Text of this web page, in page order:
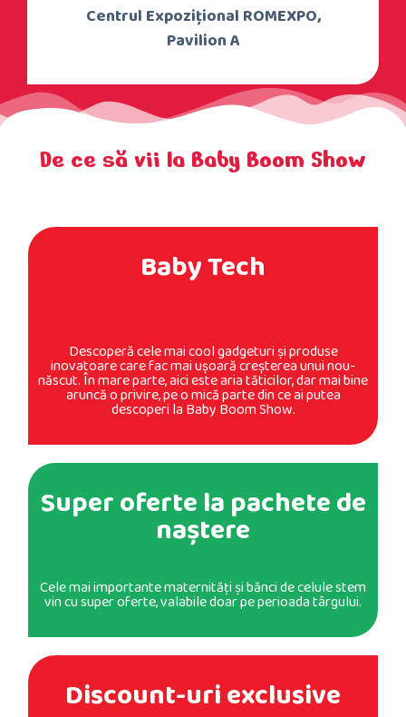
Centrul Expoziţional ROMEXPO,
Pavilion A
De ce să vii la Baby Boom Show
Baby Tech
Descoperă cele mai cool gadgeturi şi produse
inovatoare care fac mai uşoară creşterea unui nou-
născut. În mare parte, aici este aria tăticilor, dar mai bine
aruncă o privire, pe o mică parte din ce ai putea
descoperi la Baby Boom Show.​
Super oferte la pachete de
naştere
Cele mai importante maternităţi şi bănci de celule stem
vin cu super oferte, valabile doar pe perioada târgului.
Discount-uri exclusive